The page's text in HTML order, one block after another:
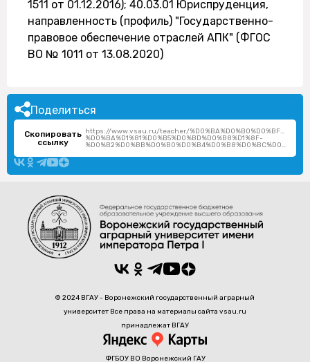
1511 от 01.12.2016); 40.03.01 Юриспруденция,
направленность (профиль) "Государственно-
правовое обеспечение отраслей АПК" (ФГОС
ВО № 1011 от 13.08.2020)
Поделиться
Скопировать
ссылку
https://www.vsau.ru/teacher/
%D0%BA%D1%81%D0%B5%D0%BD%D0%B8%D1%8F-
%D0%B2%D0%BB%D0%B0%D0%B4%D0%B8%D0%BC%D0%B8%D1%80%D0%BE%D0%B2%D0%BD%D0%B0/
© 2024 ВГАУ - Воронежский государственный аграрный
университет Все права на материалы сайта vsau.ru
принадлежат ВГАУ
ФГБОУ ВО Воронежский ГАУ